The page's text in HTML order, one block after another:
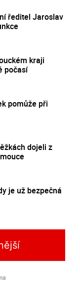
ředitel Jaroslav
kraji
počasí
pomůže při
dojeli z
je už bezpečná